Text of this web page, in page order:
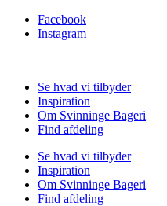
Facebook
Instagram
Se hvad vi tilbyder
Inspiration
Om Svinninge Bageri
Find afdeling
Se hvad vi tilbyder
Inspiration
Om Svinninge Bageri
Find afdeling